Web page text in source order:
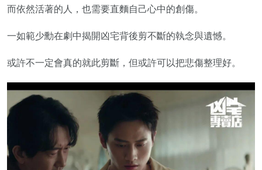
而依然活著的人，也需要直麵自己心中的創傷。
一如範少勳在劇中揭開凶宅背後剪不斷的執念與遺憾。
或許不一定會真的就此剪斷，但或許可以把悲傷整理好。